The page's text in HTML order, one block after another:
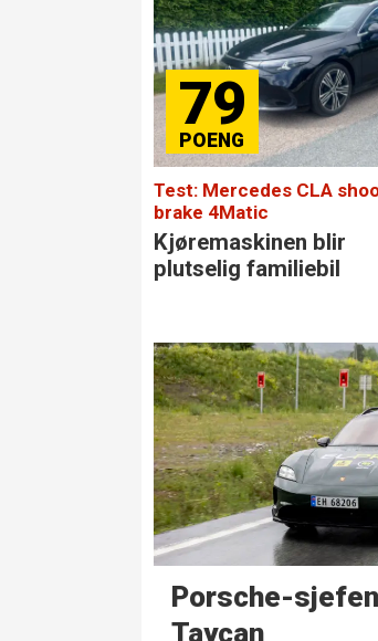
79
Test: Mercedes CLA
brake 4Matic
Kjøremaskinen blir
plutselig familiebil
Porsche-
Taycan